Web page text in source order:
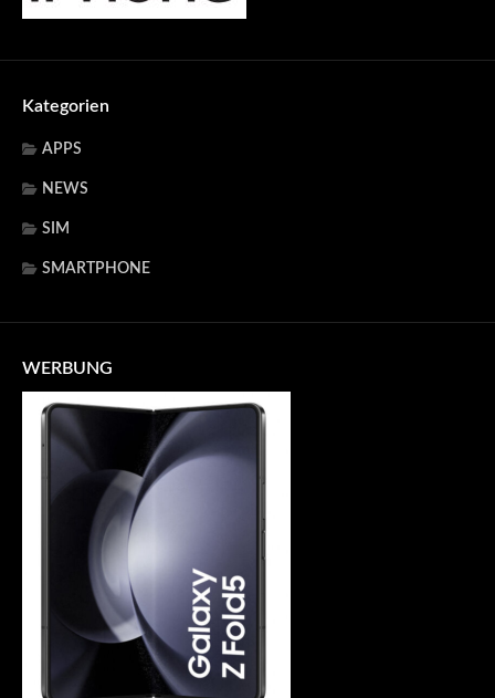
Kategorien
APPS
NEWS
SIM
SMARTPHONE
WERBUNG